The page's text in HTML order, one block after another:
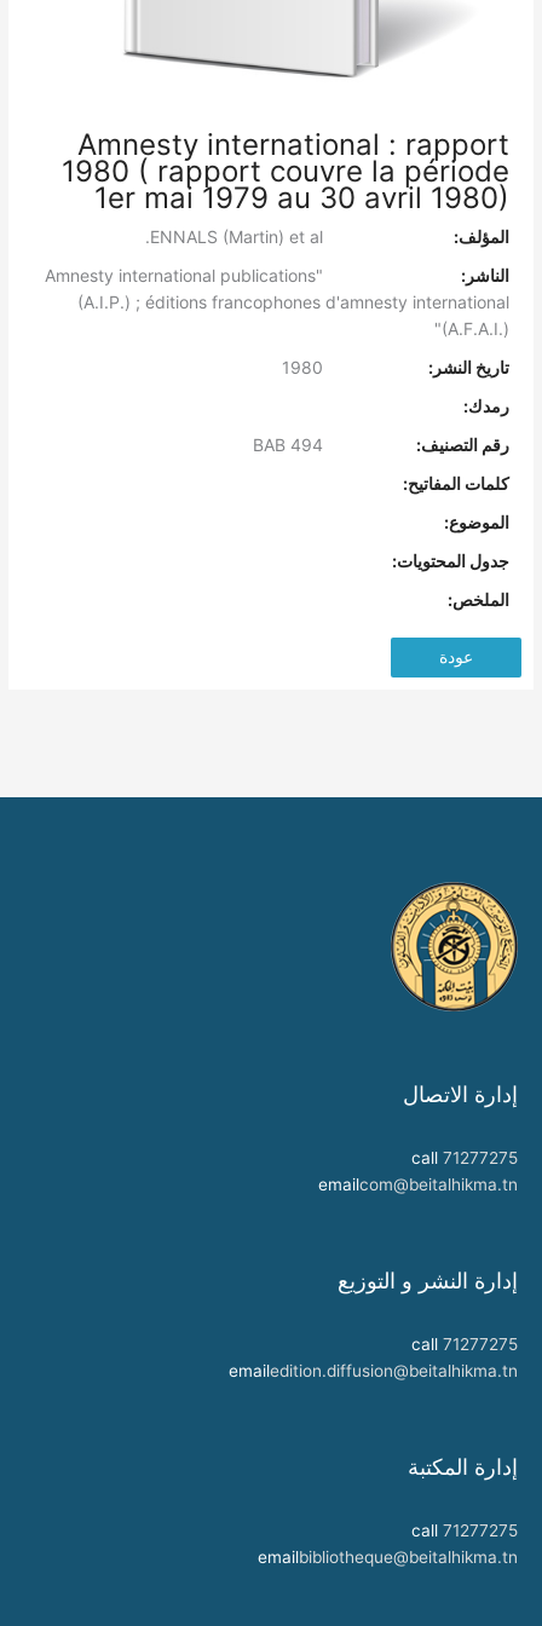
Amnesty international : rapport
1980 ( rapport couvre la période
1er mai 1979 au 30 avril 1980)
المؤلف:
ENNALS (Martin) et al.
الناشر:
"Amnesty international publications
(A.I.P.) ; éditions francophones d'amnesty international
(A.F.A.I.)"
تاريخ النشر:
رمدك:
رقم التصنيف:
كلمات المفاتيح:
الموضوع:
جدول المحتويات:
الملخص:
عودة
إدارة الاتصال
call 71277275
emailcom@beitalhikma.tn
إدارة النشر و التوزيع
call 71277275
emailedition.diffusion@beitalhikma.tn
إدارة المكتبة
call 71277275
emailbibliotheque@beitalhikma.tn